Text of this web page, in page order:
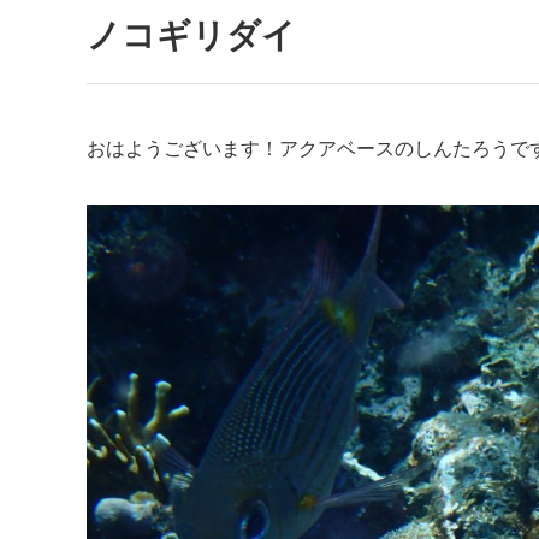
ノコギリダイ
おはようございます！アクアベースのしんたろうで